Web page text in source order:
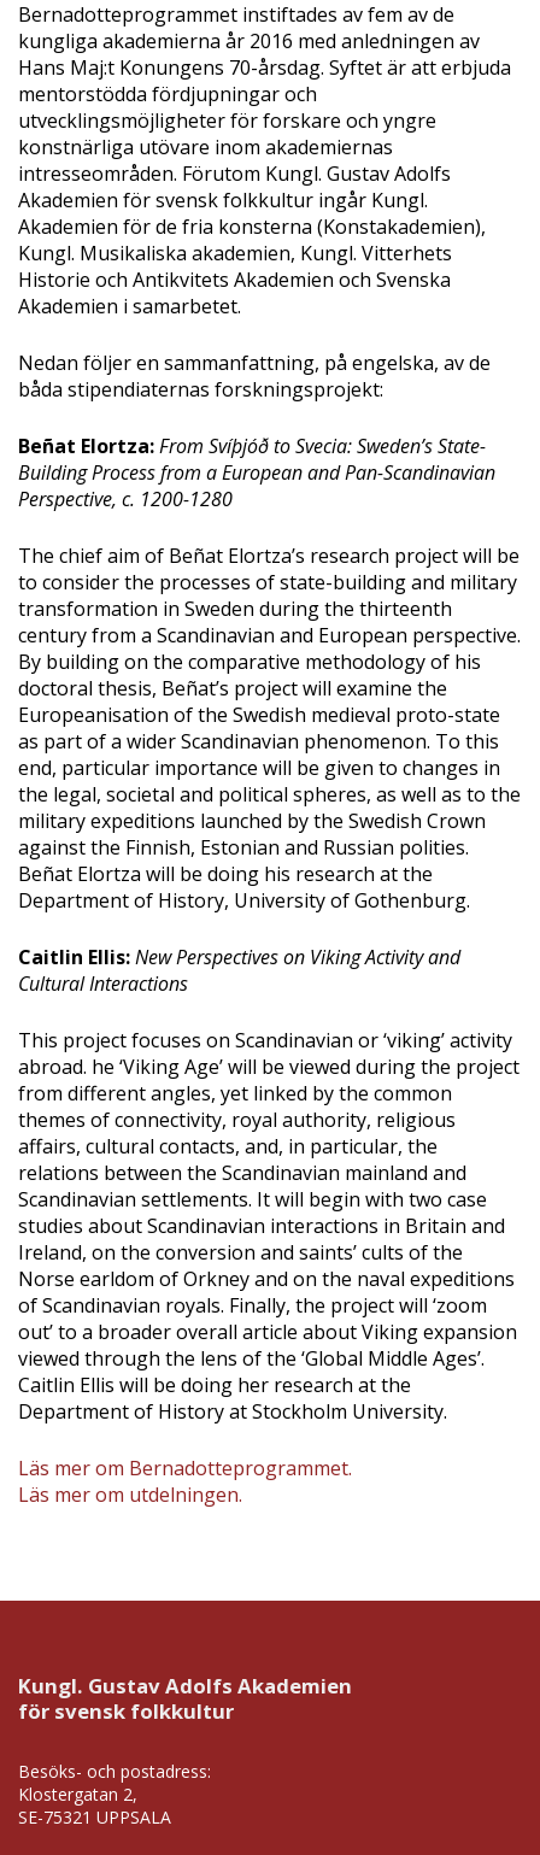
Bernadotteprogrammet instiftades av fem av de
kungliga akademierna år 2016 med anledningen av
Hans Maj:t Konungens 70-årsdag. Syftet är att erbjuda
mentorstödda fördjupningar och
utvecklingsmöjligheter för forskare och yngre
konstnärliga utövare inom akademiernas
intresseområden. Förutom Kungl. Gustav Adolfs
Akademien för svensk folkkultur ingår Kungl.
Akademien för de fria konsterna (Konstakademien),
Kungl. Musikaliska akademien, Kungl. Vitterhets
Historie och Antikvitets Akademien och Svenska
Akademien i samarbetet.
Nedan följer en sammanfattning, på engelska, av de
båda stipendiaternas forskningsprojekt:
Beñat Elortza:From Svíþjóð to Svecia: Sweden’s State-
Building Process from a European and Pan-Scandinavian
Perspective, c. 1200-1280
The chief aim of Beñat Elortza’s research project will be
to consider the processes of state-building and military
transformation in Sweden during the thirteenth
century from a Scandinavian and European perspective.
By building on the comparative methodology of his
doctoral thesis, Beñat’s project will examine the
Europeanisation of the Swedish medieval proto-state
as part of a wider Scandinavian phenomenon. To this
end, particular importance will be given to changes in
the legal, societal and political spheres, as well as to the
military expeditions launched by the Swedish Crown
against the Finnish, Estonian and Russian polities.
Beñat Elortza will be doing his research at the
Department of History, University of Gothenburg.
Caitlin Ellis:New Perspectives on Viking Activity and
Cultural Interactions
This project focuses on Scandinavian or ‘viking’ activity
abroad. he ‘Viking Age’ will be viewed during the project
from different angles, yet linked by the common
themes of connectivity, royal authority, religious
affairs, cultural contacts, and, in particular, the
relations between the Scandinavian mainland and
Scandinavian settlements. It will begin with two case
studies about Scandinavian interactions in Britain and
Ireland, on the conversion and saints’ cults of the
Norse earldom of Orkney and on the naval expeditions
of Scandinavian royals. Finally, the project will ‘zoom
out’ to a broader overall article about Viking expansion
viewed through the lens of the ‘Global Middle Ages’.
Caitlin Ellis will be doing her research at the
Department of History at Stockholm University.
Läs mer om Bernadotteprogrammet.
Läs mer om utdelningen.
Kungl. Gustav Adolfs Akademien
för svensk folkkultur
Besöks- och postadress:
Klostergatan 2,
SE-75321 UPPSALA